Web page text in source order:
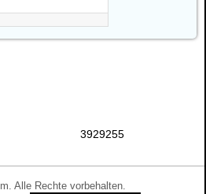
3929255
Alle Rechte vorbehalten.